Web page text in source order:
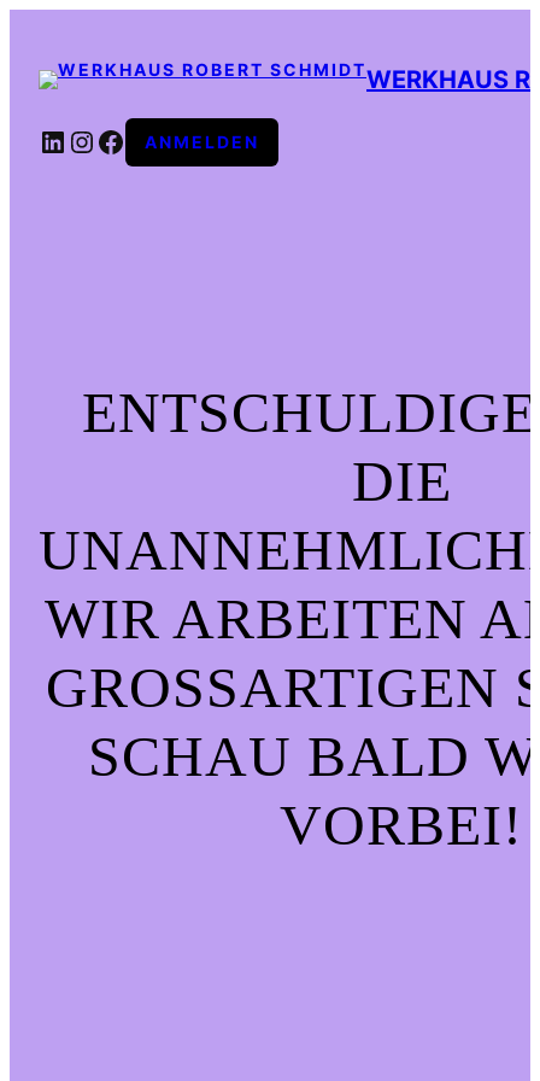
WERKHAUS
LINKEDIN
INSTAGRAM
FACEBOOK
ANMELDEN
DIE
WIR ARBEITEN
GROSSARTIGEN
CHAU BALD
ORBEI!